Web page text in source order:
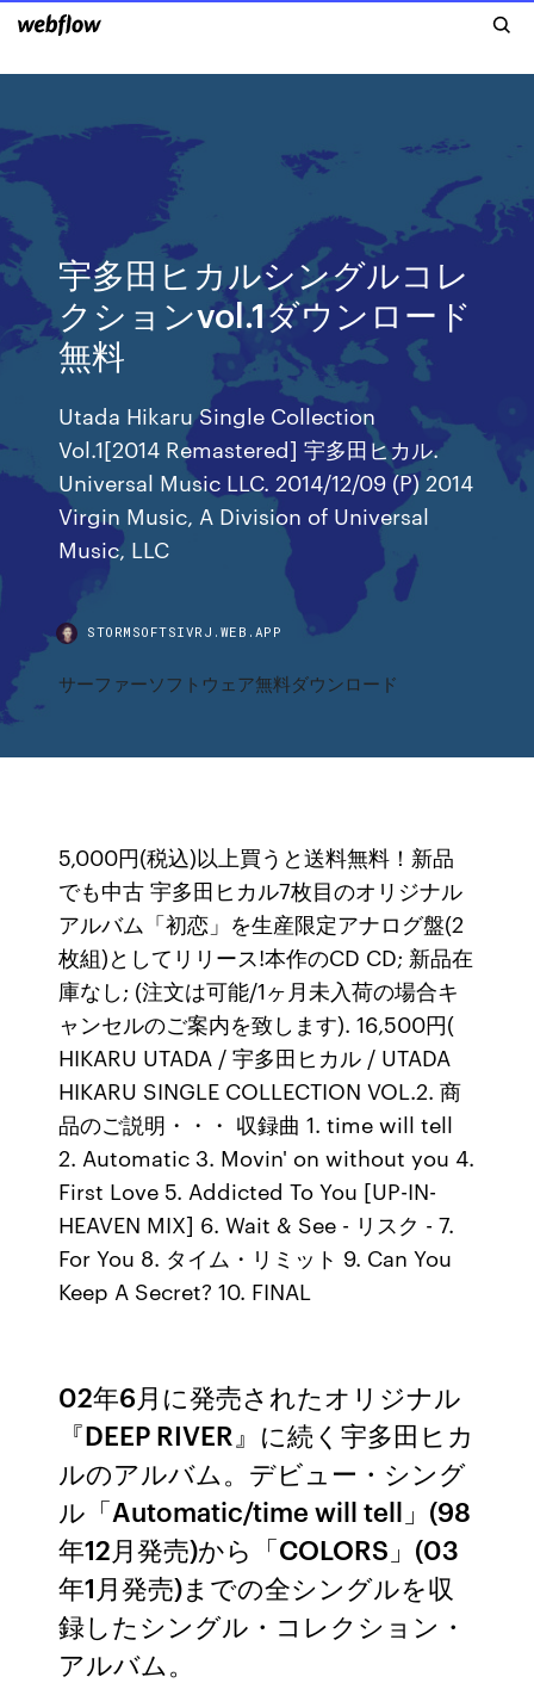
宇多田ヒカルシングルコレ
クションvol.1ダウンロード
無料
Utada Hikaru Single Collection
Vol.1[2014 Remastered] 宇多田ヒカル.
Universal Music LLC. 2014/12/09 (P) 2014
Virgin Music, A Division of Universal
Music, LLC
STORMSOFTSIVRJ.WEB.APP
サーファーソフトウェア無料ダウンロード
5,000円(税込)以上買うと送料無料！新品
でも中古 宇多田ヒカル7枚目のオリジナル
アルバム「初恋」を生産限定アナログ盤(2
枚組)としてリリース!本作のCD CD; 新品在
庫なし; (注文は可能/1ヶ月未入荷の場合キ
ャンセルのご案内を致します). 16,500円(
HIKARU UTADA / 宇多田ヒカル / UTADA
HIKARU SINGLE COLLECTION VOL.2. 商
品のご説明・・・ 収録曲 1. time will tell
2. Automatic 3. Movin' on without you 4.
First Love 5. Addicted To You [UP-IN-
HEAVEN MIX] 6. Wait & See - リスク - 7.
For You 8. タイム・リミット 9. Can You
Keep A Secret? 10. FINAL
02年6月に発売されたオリジナル
『DEEP RIVER』に続く宇多田ヒカ
ルのアルバム。デビュー・シング
ル「Automatic/time will tell」(98
年12月発売)から「COLORS」(03
年1月発売)までの全シングルを収
録したシングル・コレクション・
アルバム。